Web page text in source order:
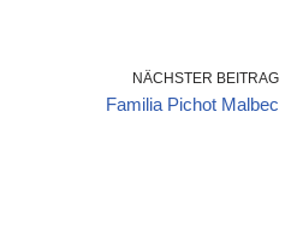
NÄCHSTER BEITRAG
Familia Pichot Malbec